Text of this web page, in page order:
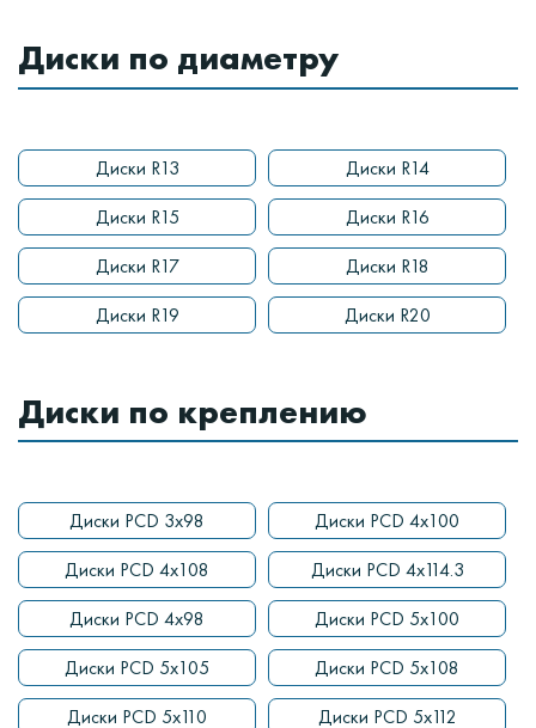
Диски по диаметру
Диски R13
Диски R14
Диски R15
Диски R16
Диски R17
Диски R18
Диски R19
Диски R20
Диски по креплению
Диски PCD 3x98
Диски PCD 4x100
Диски PCD 4x108
Диски PCD 4x114.3
Диски PCD 4x98
Диски PCD 5x100
Диски PCD 5x105
Диски PCD 5x108
Диски PCD 5x110
Диски PCD 5x112